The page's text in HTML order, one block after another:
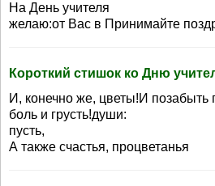
На День учителя
желаю:от Вас в Принимайте
Короткий стишок ко Дню
И, конечно же, цветы!И позабыть
боль и грусть!души:
пусть,
А также счастья, процветанья